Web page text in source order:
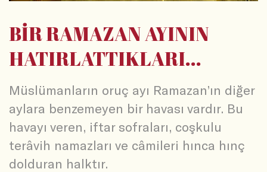
BİR RAMAZAN AYININ
HATIRLATTIKLARI...
Müslümanların oruç ayı Ramazan’ın diğer
aylara benzemeyen bir havası vardır. Bu
havayı veren, iftar sofraları, coşkulu
terâvih namazları ve câmileri hınca hınç
dolduran halktır.